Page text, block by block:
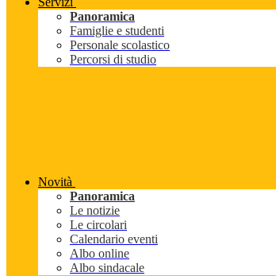
Panoramica
Famiglie e studenti
Personale scolastico
Percorsi di studio
Novità
Panoramica
Le notizie
Le circolari
Calendario eventi
Albo online
Albo sindacale